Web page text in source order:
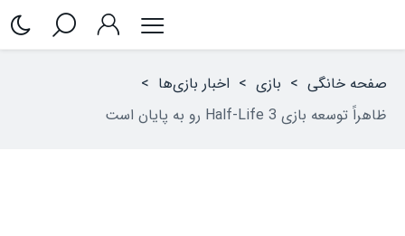
صفحه خانگی > بازی > اخبار بازی‌ها >
ظاهراً توسعه بازی Half-Life 3 رو به پایان است